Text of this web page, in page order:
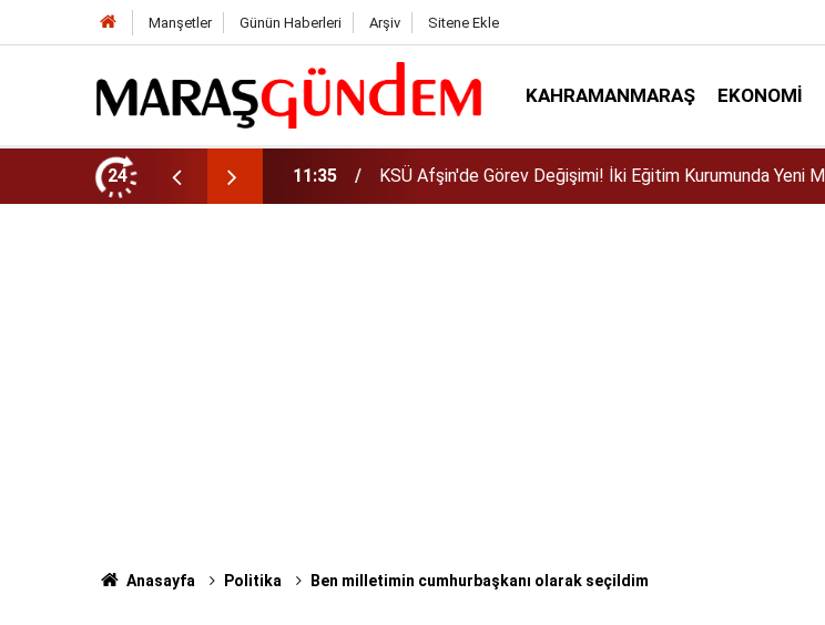
Manşetler Günün Haberleri Arşiv Sitene Ekle
KAHRAMANMARAŞ EKONOMI
24
Müdür Ataması 10:14 Funda Arar konser için Kahramanmaraş’a geliyor!
Anasayfa Politika Ben milletimin cumhurbaşkanı olarak seçildim